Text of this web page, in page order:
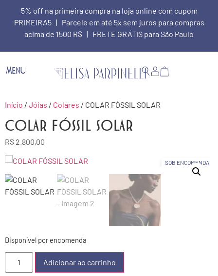
5% off na primeira compra na loja online com cupom
PRIMEIRA5 | Parcele em até 5x sem juros para compras
acima de 1500 R$ | FRETE GRÁTIS para São Paulo
MENU
Início / Jóias / Colares / COLAR FÓSSIL SOLAR
COLAR FÓSSIL SOLAR
R$ 2.800,00
SOB ENCOMENDA
Disponível por encomenda
Adicionar ao carrinho